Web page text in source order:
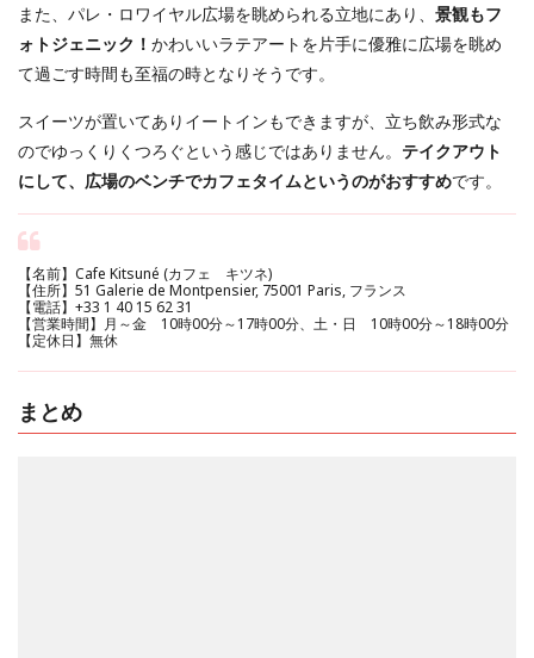
また、パレ・ロワイヤル広場を眺められる立地にあり、 景観もフ
ォトジェニック！ かわいいラテアートを片手に優雅に広場を眺め
て過ごす時間も至福の時となりそうです。
スイーツが置いてありイートインもできますが、立ち飲み形式な
のでゆっくりくつろぐという感じではありません。 テイクアウト
にして、広場のベンチでカフェタイムというのがおすすめです。
【名前】Cafe Kitsuné (カフェ キツネ)
【住所】51 Galerie de Montpensier, 75001 Paris, フランス
【電話】+33 1 40 15 62 31
【営業時間】月～金 10時00分～17時00分、土・日 10時00分～18時00分
【定休日】無休
まとめ